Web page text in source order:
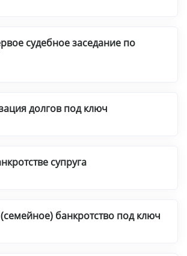
судебное заседание по
долгов под ключ
супруга
банкротство под ключ